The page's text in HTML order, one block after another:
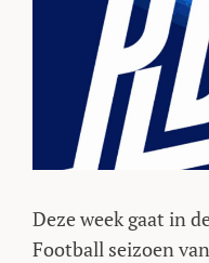
Deze week gaat in
Football seizoen